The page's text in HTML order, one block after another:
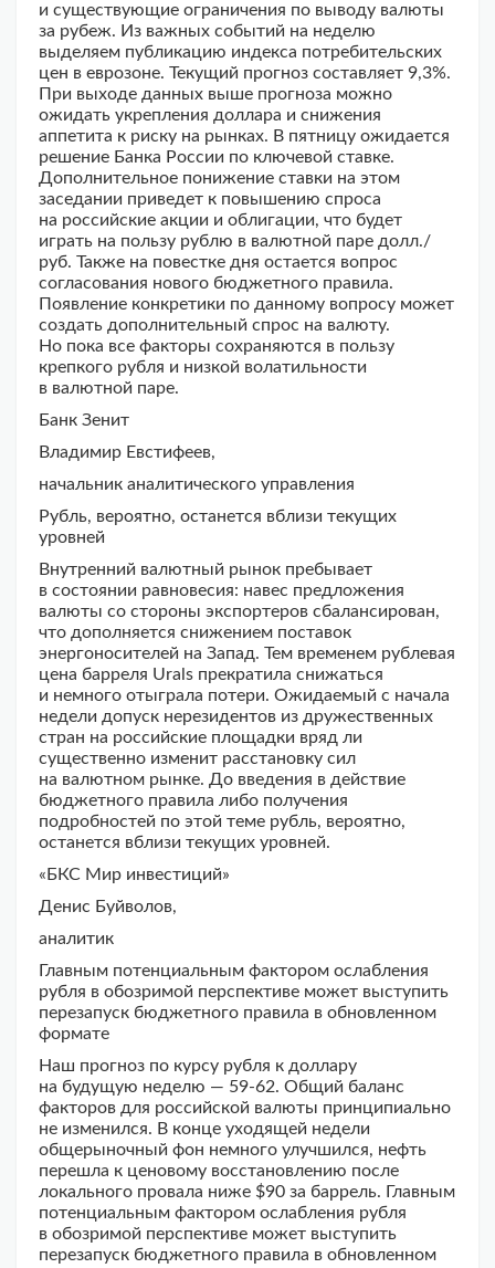
и существующие ограничения по выводу валюты
за рубеж. Из важных событий на неделю
выделяем публикацию индекса потребительских
цен в еврозоне. Текущий прогноз составляет 9,3%.
При выходе данных выше прогноза можно
ожидать укрепления доллара и снижения
аппетита к риску на рынках. В пятницу ожидается
решение Банка России по ключевой ставке.
Дополнительное понижение ставки на этом
заседании приведет к повышению спроса
на российские акции и облигации, что будет
играть на пользу рублю в валютной паре долл./
руб. Также на повестке дня остается вопрос
согласования нового бюджетного правила.
Появление конкретики по данному вопросу может
создать дополнительный спрос на валюту.
Но пока все факторы сохраняются в пользу
крепкого рубля и низкой волатильности
в валютной паре.
Банк Зенит
Владимир Евстифеев,
начальник аналитического управления
Рубль, вероятно, останется вблизи текущих
уровней
Внутренний валютный рынок пребывает
в состоянии равновесия: навес предложения
валюты со стороны экспортеров сбалансирован,
что дополняется снижением поставок
энергоносителей на Запад. Тем временем рублевая
цена барреля Urals прекратила снижаться
и немного отыграла потери. Ожидаемый с начала
недели допуск нерезидентов из дружественных
стран на российские площадки вряд ли
существенно изменит расстановку сил
на валютном рынке. До введения в действие
бюджетного правила либо получения
подробностей по этой теме рубль, вероятно,
останется вблизи текущих уровней.
«БКС Мир инвестиций»
Денис Буйволов,
аналитик
Главным потенциальным фактором ослабления
рубля в обозримой перспективе может выступить
перезапуск бюджетного правила в обновленном
формате
Наш прогноз по курсу рубля к доллару
на будущую неделю — 59-62. Общий баланс
факторов для российской валюты принципиально
не изменился. В конце уходящей недели
общерыночный фон немного улучшился, нефть
перешла к ценовому восстановлению после
локального провала ниже $90 за баррель. Главным
потенциальным фактором ослабления рубля
в обозримой перспективе может выступить
перезапуск бюджетного правила в обновленном